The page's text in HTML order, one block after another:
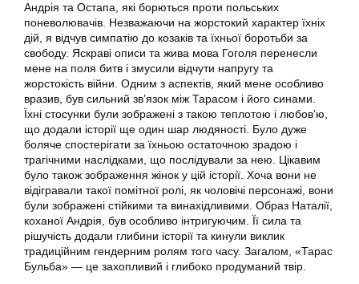
Андрія та Остапа, які борються проти польських
поневолювачів. Незважаючи на жорстокий характер їхніх
дій, я відчув симпатію до козаків та їхньої боротьби за
свободу. Яскраві описи та жива мова Гоголя перенесли
мене на поля битв і змусили відчути напругу та
жорстокість війни. Одним з аспектів, який мене особливо
вразив, був сильний зв’язок між Тарасом і його синами.
Їхні стосунки були зображені з такою теплотою і любов’ю,
що додали історії ще один шар людяності. Було дуже
боляче спостерігати за їхньою остаточною зрадою і
трагічними наслідками, що послідували за нею. Цікавим
було також зображення жінок у цій історії. Хоча вони не
відігравали такої помітної ролі, як чоловічі персонажі, вони
були зображені стійкими та винахідливими. Образ Наталії,
коханої Андрія, був особливо інтригуючим. Її сила та
рішучість додали глибини історії та кинули виклик
традиційним гендерним ролям того часу. Загалом, «Тарас
Бульба» — це захопливий і глибоко продуманий твір.